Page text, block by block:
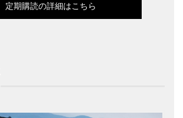
定期購読の詳細はこちら